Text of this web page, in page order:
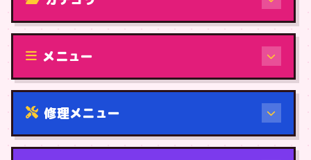
修理（機種から）
メニュー
修理メニュー
機種から